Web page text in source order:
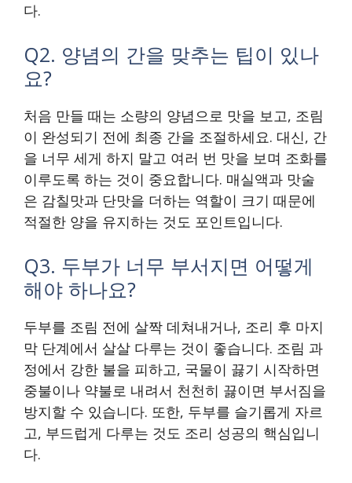
다.
Q2. 양념의 간을 맞추는 팁이 있나
요?
처음 만들 때는 소량의 양념으로 맛을 보고, 조림
이 완성되기 전에 최종 간을 조절하세요. 대신, 간
을 너무 세게 하지 말고 여러 번 맛을 보며 조화를
이루도록 하는 것이 중요합니다. 매실액과 맛술
은 감칠맛과 단맛을 더하는 역할이 크기 때문에
적절한 양을 유지하는 것도 포인트입니다.
Q3. 두부가 너무 부서지면 어떻게
해야 하나요?
두부를 조림 전에 살짝 데쳐내거나, 조리 후 마지
막 단계에서 살살 다루는 것이 좋습니다. 조림 과
정에서 강한 불을 피하고, 국물이 끓기 시작하면
중불이나 약불로 내려서 천천히 끓이면 부서짐을
방지할 수 있습니다. 또한, 두부를 슬기롭게 자르
고, 부드럽게 다루는 것도 조리 성공의 핵심입니
다.